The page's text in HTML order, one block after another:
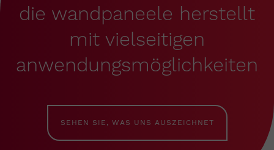
die wandpaneele herstellt
mit vielseitigen
anwendungsmöglichkeiten
SEHEN SIE, WAS UNS AUSZEICHNET